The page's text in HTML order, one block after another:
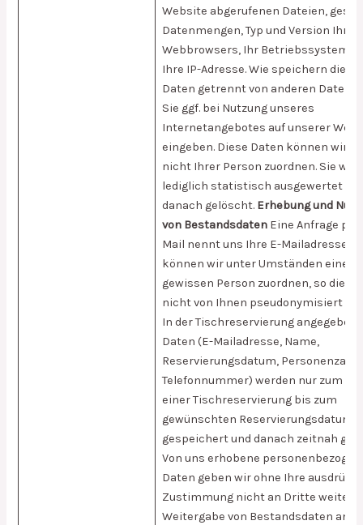
Website abgerufenen Dateien,
Datenmengen, Typ und Version Ihres
Webbrowsers, Ihr Betriebssystem
Ihre IP-Adresse. Wie speichern diese
Daten getrennt von anderen Daten,
Sie ggf. bei Nutzung unseres
Internetangebotes auf unserer
eingeben. Diese Daten können wir
nicht Ihrer Person zuordnen. Sie
lediglich statistisch ausgewertet
danach gelöscht. Erhebung und
von BestandsdatenEine Anfrage per
Mail nennt uns Ihre E-Mailadresse.
können wir unter Umständen einer
gewissen Person zuordnen, so die
nicht von Ihnen pseudonymisiert
In der Tischreservierung angegebene
Daten (E-Mailadresse, Name,
Reservierungsdatum, Personenzahl,
Telefonnummer) werden nur zum
einer Tischreservierung bis zum
gewünschten Reservierungsdatum
gespeichert und danach zeitnah
Von uns erhobene
Daten geben wir ohne Ihre
Zustimmung nicht an Dritte weiter.
Weitergabe von Bestandsdaten an